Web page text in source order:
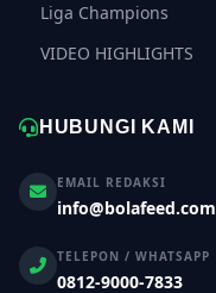
Liga Champions
VIDEO HIGHLIGHTS
HUBUNGI KAMI
EMAIL REDAKSI
info@bolafeed.com
TELEPON / WHATSAPP
0812-9000-7833